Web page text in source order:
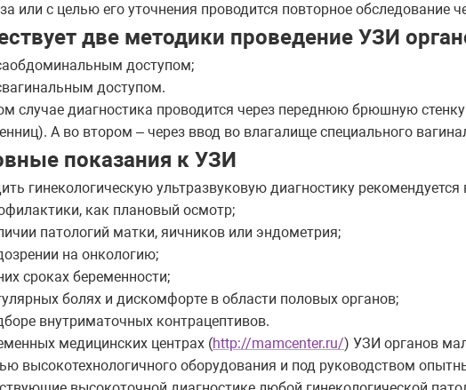
или с целью его уточнения проводится повторное обследование
две методики проведение УЗИ
доступом;
доступом.
случае диагностика проводится через переднюю брюшную
А во втором – через ввод во влагалище специального
показания к УЗИ
гинекологическую ультразвуковую диагностику рекомендуется
как плановый осмотр;
патологий матки, яичников или эндометрия;
на онкологию;
сроках беременности;
болях и дискомфорте в области половых органов;
внутриматочных контрацептивов.
медицинских центрах (http://mamcenter.ru/) УЗИ органов
высокотехнологичного оборудования и под руководством